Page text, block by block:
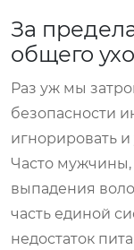
За
общего
Раз уж мы
безопасности
игнорировать и
Часто
выпадения
часть единой
недостаток